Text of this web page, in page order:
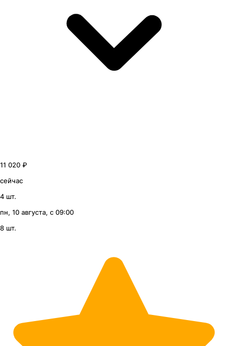
11 020 ₽
сейчас
4 шт.
пн, 10 августа, с 09:00
8 шт.